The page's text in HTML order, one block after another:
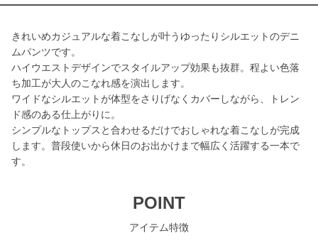
きれいめカジュアルな着こなしが叶うゆったりシルエットのデニ
ムパンツです。
ハイウエストデザインでスタイルアップ効果も抜群。程よい色落
ち加工が大人のこなれ感を演出します。
ワイドなシルエットが体型をさりげなくカバーしながら、トレン
ド感のある仕上がりに。
シンプルなトップスと合わせるだけでおしゃれな着こなしが完成
します。普段使いから休日のお出かけまで幅広く活躍する一本で
す。
POINT
アイテム特徴